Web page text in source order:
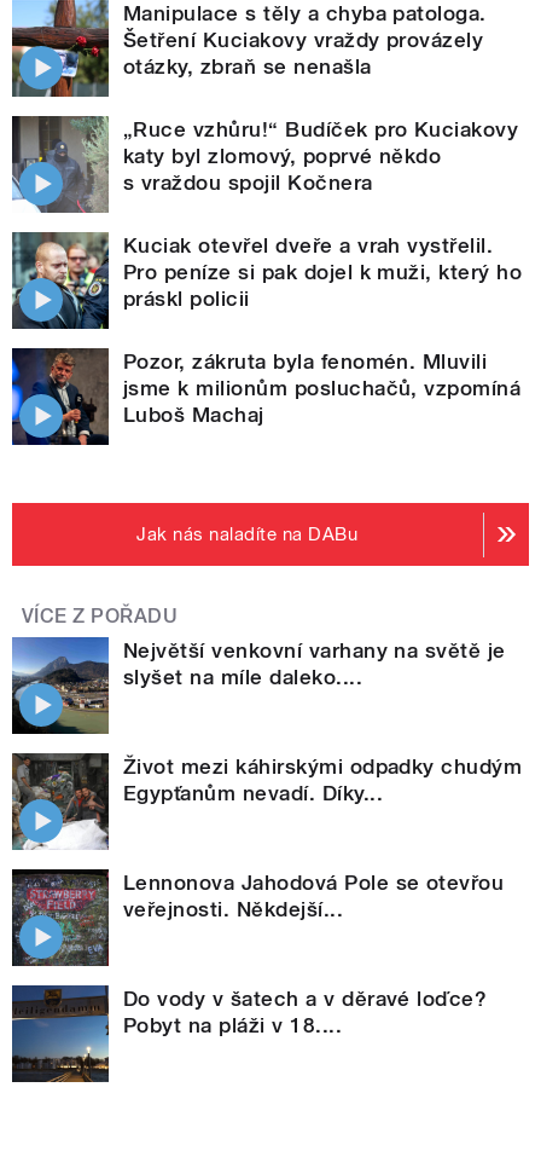
Manipulace s těly a chyba patologa.
Šetření Kuciakovy vraždy provázely
otázky, zbraň se nenašla
„Ruce vzhůru!“ Budíček pro Kuciakovy
katy byl zlomový, poprvé někdo
s vraždou spojil Kočnera
Kuciak otevřel dveře a vrah vystřelil.
Pro peníze si pak dojel k muži, který ho
práskl policii
Pozor, zákruta byla fenomén. Mluvili
jsme k milionům posluchačů, vzpomíná
Luboš Machaj
Jak nás naladíte na DABu
VÍCE Z POŘADU
Největší venkovní varhany na světě je
slyšet na míle daleko....
Život mezi káhirskými odpadky chudým
Egypťanům nevadí. Díky...
Lennonova Jahodová Pole se otevřou
veřejnosti. Někdejší...
Do vody v šatech a v děravé loďce?
Pobyt na pláži v 18....